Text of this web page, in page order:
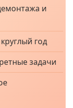
и
год
задачи